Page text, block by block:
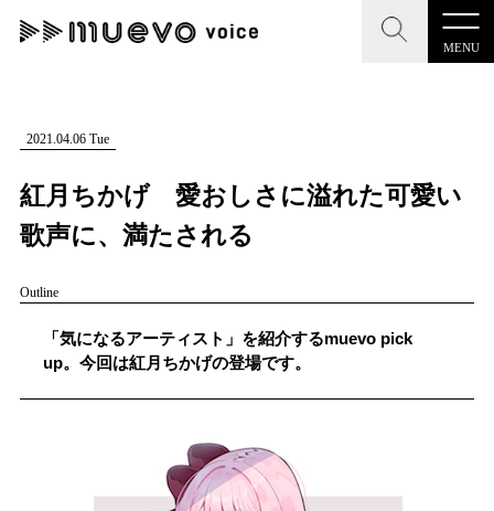
MENU
CLOSE
記事を検索する
人気ワード
#男性SSW #ポップス #女性SSW
CLOSE
"読者の声を形にする”音楽特化メディア
MENU
記事一覧
2021.04.06 Tue
紅月ちかげ 愛おしさに溢れた可愛い
歌声に、満たされる
Outline
「気になるアーティスト」を紹介するmuevo pick
up。今回は紅月ちかげの登場です。